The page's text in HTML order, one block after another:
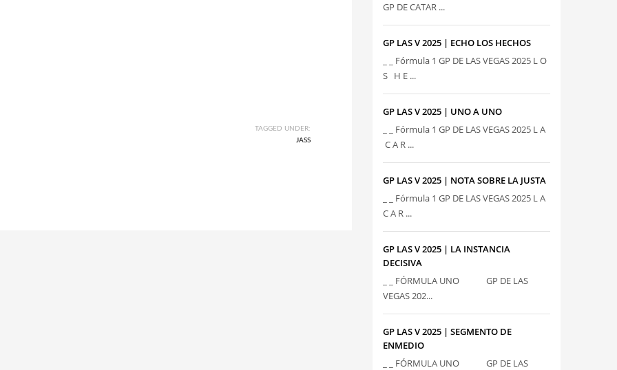
TAGGED UNDER:
JASS
GP DE CATAR ...
GP LAS V 2025 | ECHO LOS HECHOS
_ _ Fórmula 1 GP DE LAS VEGAS 2025 L O
S H E ...
GP LAS V 2025 | UNO A UNO
_ _ Fórmula 1 GP DE LAS VEGAS 2025 L A
C A R ...
GP LAS V 2025 | NOTA SOBRE LA JUSTA
_ _ Fórmula 1 GP DE LAS VEGAS 2025 L A
C A R ...
GP LAS V 2025 | LA INSTANCIA
DECISIVA
_ _ FÓRMULA UNO GP DE LAS
VEGAS 202...
GP LAS V 2025 | SEGMENTO DE
ENMEDIO
_ _ FÓRMULA UNO GP DE LAS